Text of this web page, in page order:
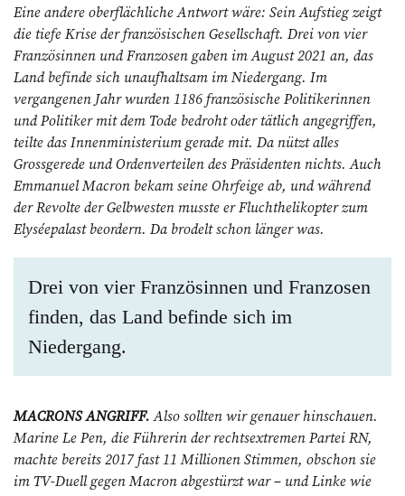
Eine andere oberflächliche Antwort wäre: Sein Aufstieg zeigt
die tiefe Krise der französischen Gesellschaft. Drei von vier
Fran­zösinnen und Franzosen gaben im August 2021 an, das
Land befinde sich unaufhaltsam im Niedergang. Im
vergangenen Jahr wurden 1186 französische Politikerinnen
und Politiker mit dem Tode bedroht oder tätlich angegriffen,
teilte das Innen­ministerium gerade mit. Da nützt alles
Grossgerede und Ordenverteilen des Präsidenten nichts. Auch
Emmanuel Macron bekam seine Ohrfeige ab, und während
der Revolte der Gelb­westen musste er Fluchthelikopter zum
Elyséepalast beordern. Da brodelt schon länger was.
Drei von vier Französinnen und Franzosen
finden, das Land befinde sich im
Niedergang.
MACRONS ANGRIFF.Also sollten wir genauer hinschauen.
Marine Le Pen, die Führerin der rechtsextremen Partei RN,
machte bereits 2017 fast 11 Millionen Stimmen, obschon sie
im TV-Duell gegen Macron abgestürzt war – und Linke wie